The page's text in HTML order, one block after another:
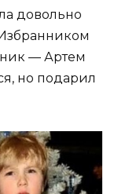
довольно
— Артем
но подарил